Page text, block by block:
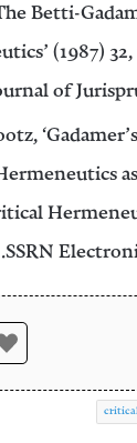
Betti-
(1987)
of
SSRN